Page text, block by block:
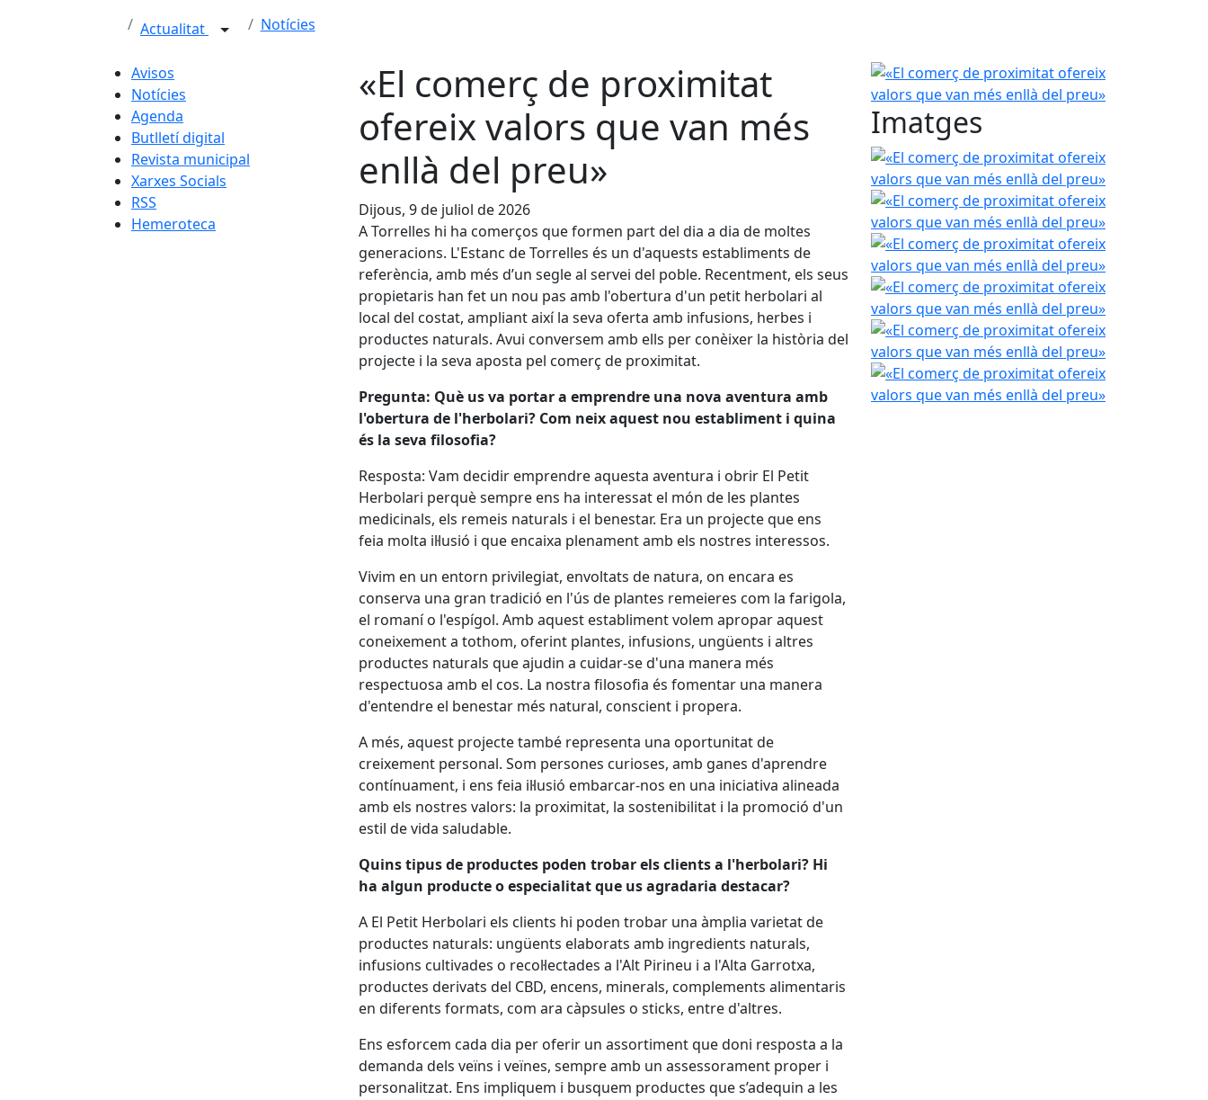
Actualitat Notícies
Avisos
Notícies
Agenda
Butlletí digital
Revista municipal
Xarxes Socials
RSS
Hemeroteca
«El comerç de proximitat
ofereix valors que van més
enllà del preu»
Dijous, 9 de juliol de 2026
A Torrelles hi ha comerços que formen part del dia a dia de moltes
generacions. L'Estanc de Torrelles és un d'aquests establiments de
referència, amb més d’un segle al servei del poble. Recentment, els seus
propietaris han fet un nou pas amb l'obertura d'un petit herbolari al
local del costat, ampliant així la seva oferta amb infusions, herbes i
productes naturals. Avui conversem amb ells per conèixer la història del
projecte i la seva aposta pel comerç de proximitat.
Pregunta: Què us va portar a emprendre una nova aventura amb
l'obertura de l'herbolari? Com neix aquest nou establiment i quina
és la seva filosofia?
Resposta: Vam decidir emprendre aquesta aventura i obrir El Petit
Herbolari perquè sempre ens ha interessat el món de les plantes
medicinals, els remeis naturals i el benestar. Era un projecte que ens
feia molta il·lusió i que encaixa plenament amb els nostres interessos.
Vivim en un entorn privilegiat, envoltats de natura, on encara es
conserva una gran tradició en l'ús de plantes remeieres com la farigola,
el romaní o l'espígol. Amb aquest establiment volem apropar aquest
coneixement a tothom, oferint plantes, infusions, ungüents i altres
productes naturals que ajudin a cuidar-se d'una manera més
respectuosa amb el cos. La nostra filosofia és fomentar una manera
d'entendre el benestar més natural, conscient i propera.
A més, aquest projecte també representa una oportunitat de
creixement personal. Som persones curioses, amb ganes d'aprendre
contínuament, i ens feia il·lusió embarcar-nos en una iniciativa alineada
amb els nostres valors: la proximitat, la sostenibilitat i la promoció d'un
estil de vida saludable.
Quins tipus de productes poden trobar els clients a l'herbolari? Hi
ha algun producte o especialitat que us agradaria destacar?
A El Petit Herbolari els clients hi poden trobar una àmplia varietat de
productes naturals: ungüents elaborats amb ingredients naturals,
infusions cultivades o recol·lectades a l'Alt Pirineu i a l'Alta Garrotxa,
productes derivats del CBD, encens, minerals, complements alimentaris
en diferents formats, com ara càpsules o sticks, entre d'altres.
Ens esforcem cada dia per oferir un assortiment que doni resposta a la
demanda dels veïns i veïnes, sempre amb un assessorament proper i
personalitzat. Ens impliquem i busquem productes que s’adequin a les
«El comerç de proximitat ofereix valors que van
Imatges
«El comerç de proximitat ofereix valors que van
«El comerç de proximitat ofereix valors que van
«El comerç de proximitat ofereix valors que van
«El comerç de proximitat ofereix valors que van
«El comerç de proximitat ofereix valors que van
«El comerç de proximitat ofereix valors que van